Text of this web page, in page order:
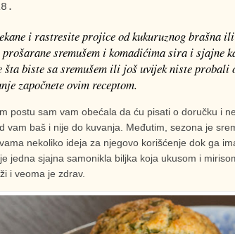
i rastresite projice od kukuruznog brašna
prošarane sremušem i komadićima sira i sjajne
šta biste sa sremušem ili još uvijek niste
započnete ovim receptom.
postu sam vam obećala da ću pisati o doručku i
vam baš i nije do kuvanja. Međutim, sezona je
nekoliko ideja za njegovo korišćenje dok ga
jedna sjajna samonikla biljka koja ukusom i
i veoma je zdrav.